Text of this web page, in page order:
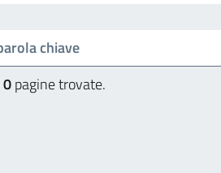
0pagine trovate.